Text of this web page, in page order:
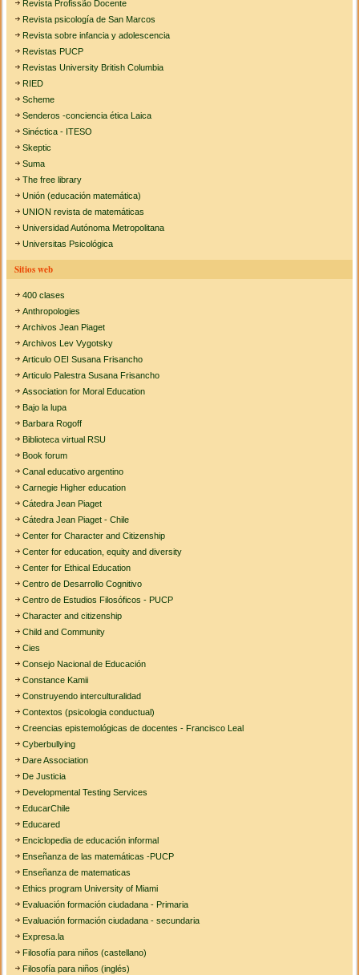
Revista Profissão Docente
Revista psicología de San Marcos
Revista sobre infancia y adolescencia
Revistas PUCP
Revistas University British Columbia
RIED
Scheme
Senderos -conciencia ética Laica
Sinéctica - ITESO
Skeptic
Suma
The free library
Unión (educación matemática)
UNION revista de matemáticas
Universidad Autónoma Metropolitana
Universitas Psicológica
Sitios web
400 clases
Anthropologies
Archivos Jean Piaget
Archivos Lev Vygotsky
Articulo OEI Susana Frisancho
Articulo Palestra Susana Frisancho
Association for Moral Education
Bajo la lupa
Barbara Rogoff
Biblioteca virtual RSU
Book forum
Canal educativo argentino
Carnegie Higher education
Cátedra Jean Piaget
Cátedra Jean Piaget - Chile
Center for Character and Citizenship
Center for education, equity and diversity
Center for Ethical Education
Centro de Desarrollo Cognitivo
Centro de Estudios Filosóficos - PUCP
Character and citizenship
Child and Community
Cies
Consejo Nacional de Educación
Constance Kamii
Construyendo interculturalidad
Contextos (psicologia conductual)
Creencias epistemológicas de docentes - Francisco Leal
Cyberbullying
Dare Association
De Justicia
Developmental Testing Services
EducarChile
Educared
Enciclopedia de educación informal
Enseñanza de las matemáticas -PUCP
Enseñanza de matematicas
Ethics program University of Miami
Evaluación formación ciudadana - Primaria
Evaluación formación ciudadana - secundaria
Expresa.la
Filosofía para niños (castellano)
Filosofía para niños (inglés)